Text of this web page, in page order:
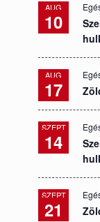
AUG
10
AUG
17
SZEPT
14
SZEPT
21